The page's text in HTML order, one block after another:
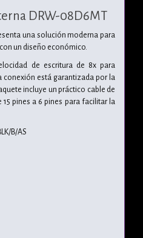
DRW-08D6MT
una solución moderna para
un diseño económico.
de escritura de 8x para
conexión está garantizada por la
incluye un práctico cable de
15 pines a 6 pines para facilitar la
B/AS